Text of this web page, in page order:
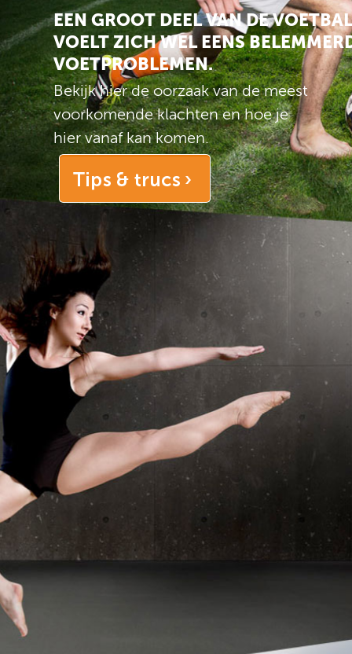
EEN GROOT DEEL VAN DE
VOELT ZICH WEL EENS
VOETPROBLEMEN.
Bekijk hier de oorzaak van de meest
voorkomende klachten en hoe je
hier vanaf kan komen.